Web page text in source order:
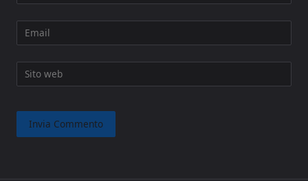
Email
Sito web